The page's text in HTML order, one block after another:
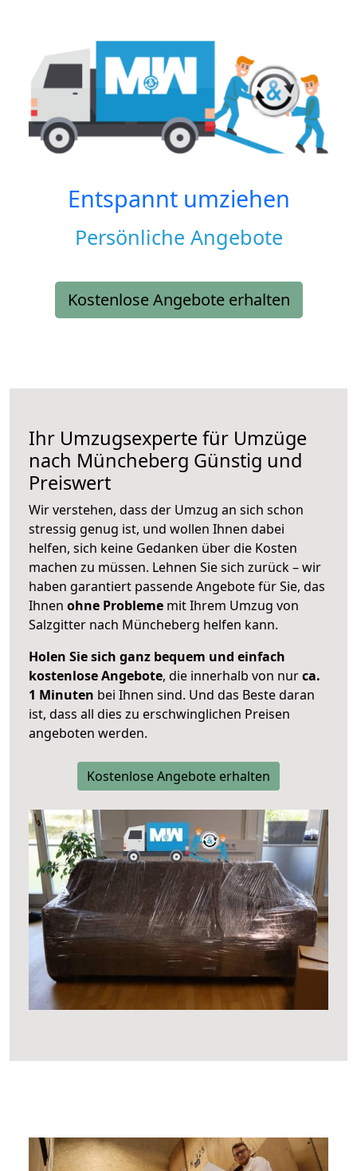
Entspannt umziehen
Persönliche Angebote
Kostenlose Angebote erhalten
Ihr Umzugsexperte für Umzüge
nach Müncheberg Günstig und
Preiswert
Wir verstehen, dass der Umzug an sich schon
stressig genug ist, und wollen Ihnen dabei
helfen, sich keine Gedanken über die Kosten
machen zu müssen. Lehnen Sie sich zurück – wir
haben garantiert passende Angebote für Sie, das
Ihnen ohne Probleme mit Ihrem Umzug von
Salzgitter nach Müncheberg helfen kann.
Holen Sie sich ganz bequem und einfach
kostenlose Angebote, die innerhalb von nurca.
1 Minuten bei Ihnen sind. Und das Beste daran
ist, dass all dies zu erschwinglichen Preisen
angeboten werden.
Kostenlose Angebote erhalten